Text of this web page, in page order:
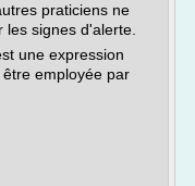
praticiens ne
signes d'alerte.
une expression
employée par